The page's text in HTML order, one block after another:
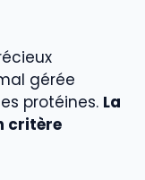
gérée
protéines. La
critère